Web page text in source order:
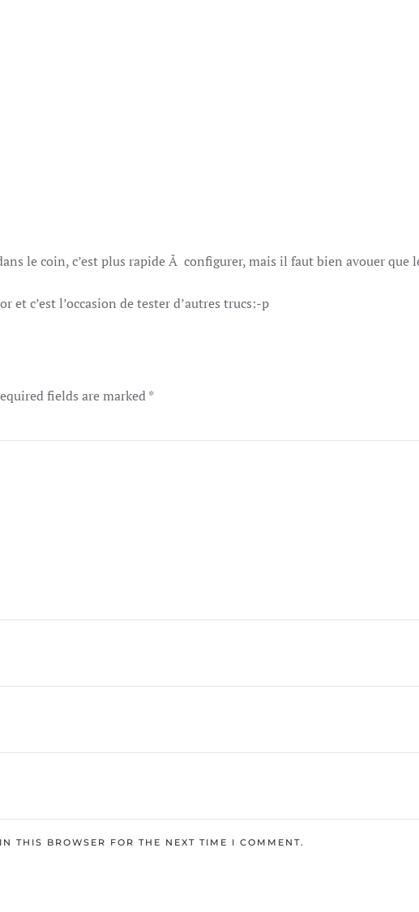
le coin, c’est plus rapide Ã configurer, mais il faut bien avouer que
c’est l’occasion de tester d’autres trucs:-p
fields are marked*
THIS BROWSER FOR THE NEXT TIME I COMMENT.